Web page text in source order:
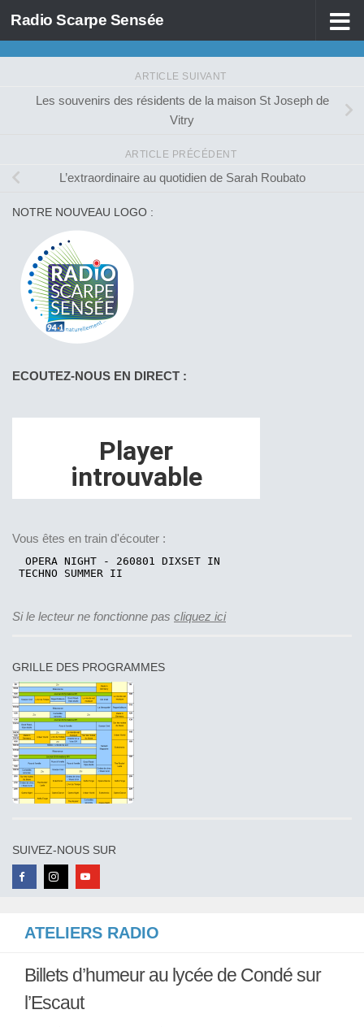
Skip to content
Radio Scarpe Sensée
ATELIERS RADIO
Billets d’humeur au lycée de Condé sur
l’Escaut
ARTICLE SUIVANT
Les souvenirs des résidents de la maison St Joseph de
Vitry
ARTICLE PRÉCÉDENT
L’extraordinaire au quotidien de Sarah Roubato
NOTRE NOUVEAU LOGO :
ECOUTEZ-NOUS EN DIRECT :
Vous êtes en train d'écouter :
Si le lecteur ne fonctionne pas cliquez ici
GRILLE DES PROGRAMMES
SUIVEZ-NOUS SUR